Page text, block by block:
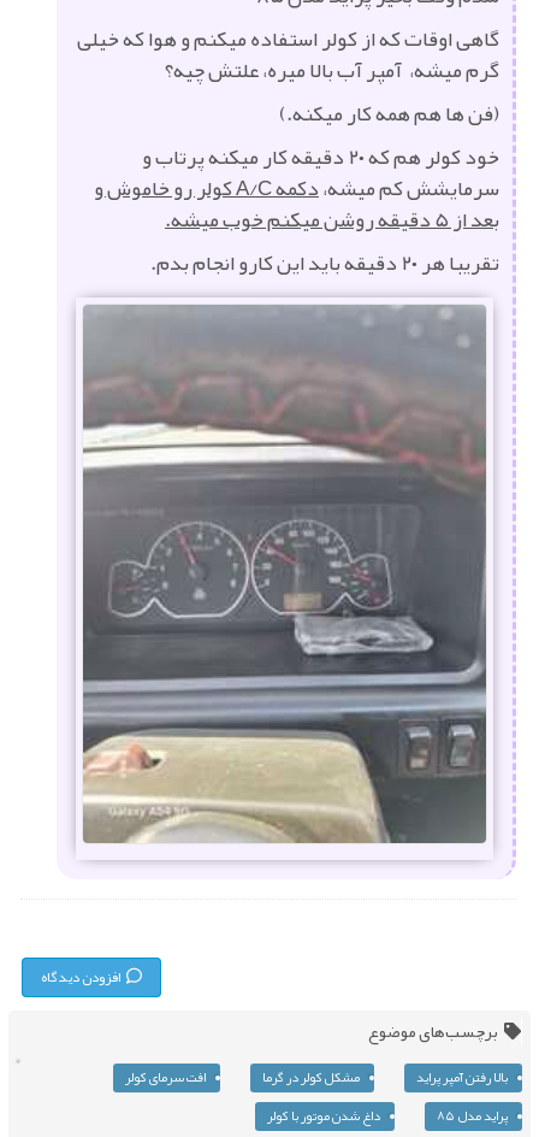
گاهی اوقات که از کولر استفاده میکنم و هوا که خیلی
گرم میشه، آمپر آب بالا میره، علتش چیه؟
(فن ها هم همه کار میکنه.)
خود کولر هم که ۲۰ دقیقه کار میکنه پرتاب و
سرمایشش کم میشه، دکمه A/C کولر رو خاموش و
بعد از ۵ دقیقه روشن میکنم خوب میشه.
تقریبا هر ۲۰ دقیقه باید این کارو انجام بدم.
افزودن دیدگاه
برچسب‌های موضوع
بالا رفتن آمپر پراید مشکل کولر در گرما
افت سرمای کولر
پراید مدل ۸۵
داغ شدن موتور با کولر